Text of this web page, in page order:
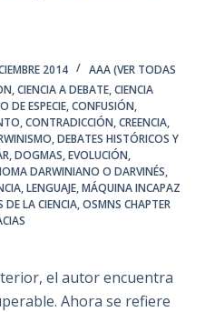
2014
AAA (VER TODAS
,CIENCIA A DEBATE,CIENCIA
DE ESPECIE,CONFUSIÓN,
,CONTRADICCIÓN,CREENCIA,
,DEBATES HISTÓRICOS Y
,DOGMAS,EVOLUCIÓN,
DARWINIANO O DARVINÉS,
,LENGUAJE,MÁQUINA INCAPAZ
DE LA CIENCIA,OSMNS CHAPTER
el autor encuentra
Ahora se refiere